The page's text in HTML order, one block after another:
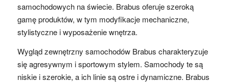
samochodowych na świecie. Brabus oferuje szeroką
gamę produktów, w tym modyfikacje mechaniczne,
stylistyczne i wyposażenie wnętrza.
Wygląd zewnętrzny samochodów Brabus charakteryzuje
się agresywnym i sportowym stylem. Samochody te są
niskie i szerokie, a ich linie są ostre i dynamiczne. Brabus